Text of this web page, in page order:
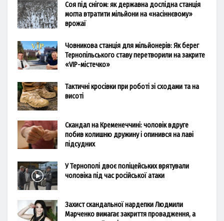
Соя під снігом: як державна дослідна станція
могла втратити мільйони на «насіннєвому»
врожаї
Човникова станція для мільйонерів: Як берег
Тернопільського ставу перетворили на закрите
«VIP-містечко»
Тактичні кросівки при роботі зі сходами та на
висоті
Скандал на Кременеччині: чоловік вдруге
побив колишню дружину і опинився на лаві
підсудних
У Тернополі двоє поліцейських врятували
чоловіка під час російської атаки
Захист скандальної нардепки Людмили
Марченко вимагає закриття провадження, а